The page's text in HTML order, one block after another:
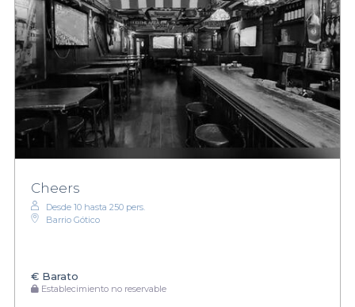
Cheers
Desde 10 hasta 250 pers.
Barrio Gótico
€ Barato
Establecimiento no reservable